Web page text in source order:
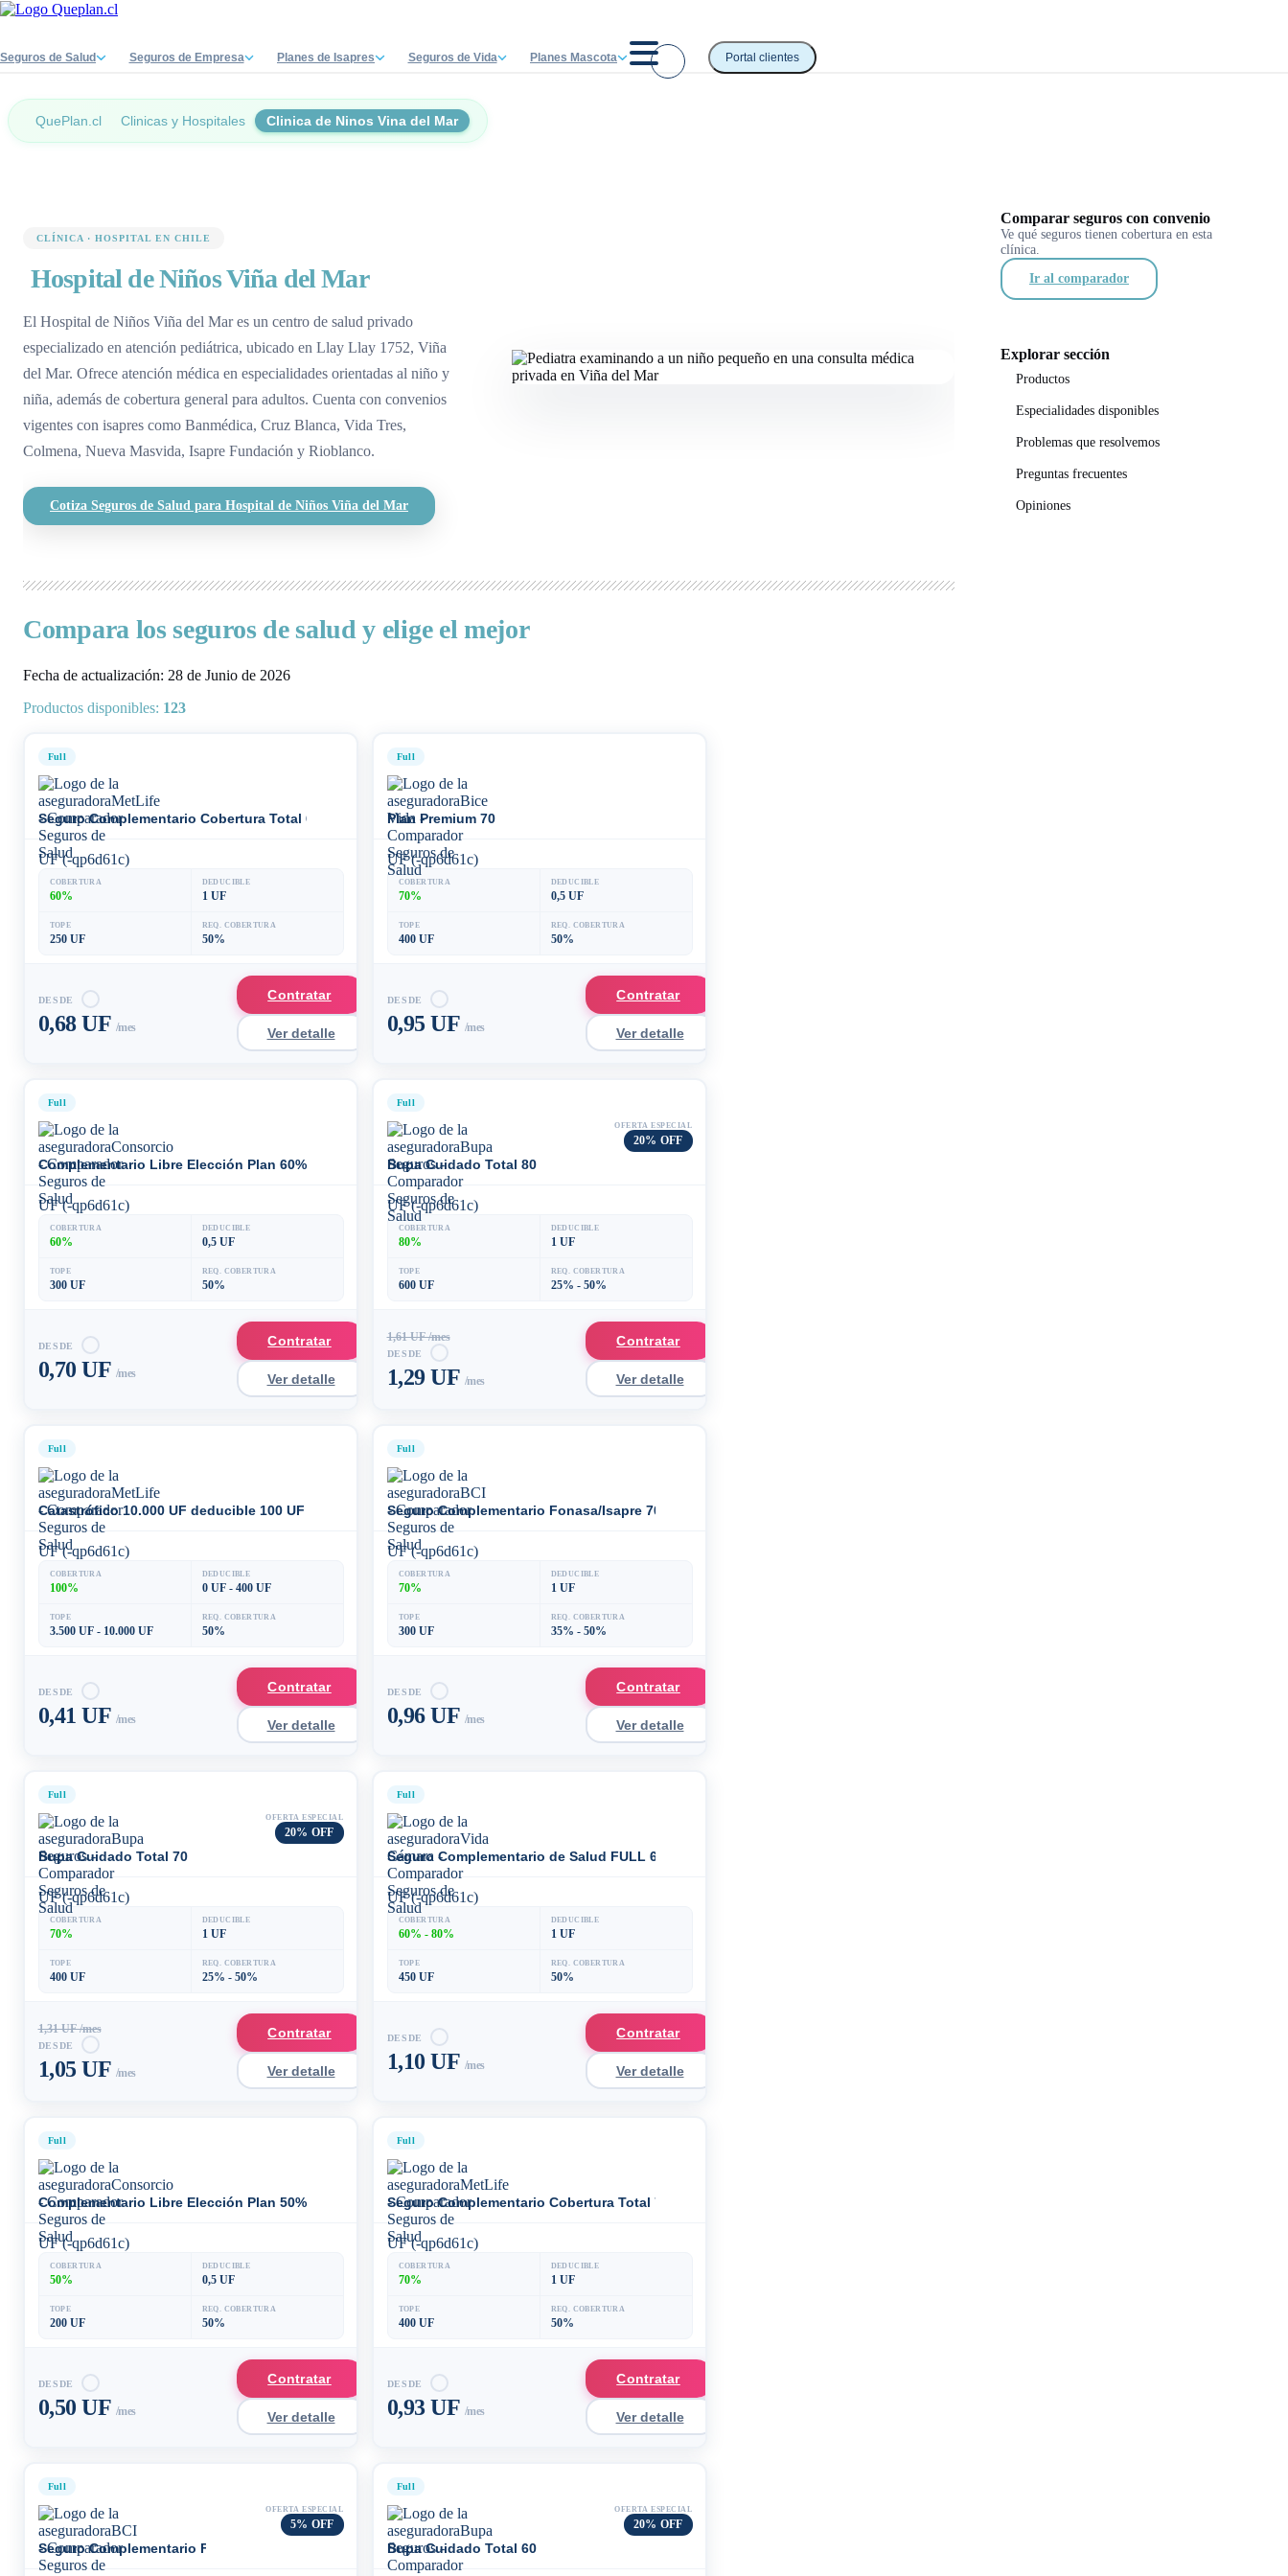
Seguros de Salud Seguros de Empresa Planes de Isapres Seguros de Vida Planes Mascota Portal clientes
QuePlan.cl Clinicas y Hospitales Clinica de Ninos Vina del Mar
CLÍNICA · HOSPITAL EN CHILE
Hospital de Niños Viña del Mar
El Hospital de Niños Viña del Mar es un centro de salud privado
especializado en atención pediátrica, ubicado en Llay Llay 1752, Viña
del Mar. Ofrece atención médica en especialidades orientadas al niño y
niña, además de cobertura general para adultos. Cuenta con convenios
vigentes con isapres como Banmédica, Cruz Blanca, Vida Tres,
Colmena, Nueva Masvida, Isapre Fundación y Rioblanco.
Cotiza Seguros de Salud para Hospital de Niños Viña del Mar
Compara los seguros de salud y elige el mejor
Fecha de actualización: 28 de Junio de 2026
Productos disponibles: 123
Full
Seguro Complementario Cobertura Total 60%
UF (-qp6d61c)
COBERTURA
60%
DEDUCIBLE
1 UF
TOPE
250 UF
REQ. COBERTURA
50%
DESDE
0,68 UF /mes
Contratar
Ver detalle
Full
Plan Premium 70
UF (-qp6d61c)
COBERTURA
70%
DEDUCIBLE
0,5 UF
TOPE
400 UF
REQ. COBERTURA
50%
DESDE
0,95 UF /mes
Contratar
Ver detalle
Full
Complementario Libre Elección Plan 60%
UF (-qp6d61c)
COBERTURA
60%
DEDUCIBLE
0,5 UF
TOPE
300 UF
REQ. COBERTURA
50%
DESDE
0,70 UF /mes
Contratar
Ver detalle
Full
Bupa Cuidado Total 80
OFERTA ESPECIAL
20% OFF
UF (-qp6d61c)
COBERTURA
80%
DEDUCIBLE
1 UF
TOPE
600 UF
REQ. COBERTURA
25% - 50%
1,61 UF /mes
DESDE
1,29 UF /mes
Contratar
Ver detalle
Full
Catastrófico 10.000 UF deducible 100 UF
UF (-qp6d61c)
COBERTURA
100%
DEDUCIBLE
0 UF - 400 UF
TOPE
3.500 UF - 10.000 UF
REQ. COBERTURA
50%
DESDE
0,41 UF /mes
Contratar
Ver detalle
Full
Seguro Complementario Fonasa/Isapre 70
UF (-qp6d61c)
COBERTURA
70%
DEDUCIBLE
1 UF
TOPE
300 UF
REQ. COBERTURA
35% - 50%
DESDE
0,96 UF /mes
Contratar
Ver detalle
Full
Bupa Cuidado Total 70
OFERTA ESPECIAL
20% OFF
UF (-qp6d61c)
COBERTURA
70%
DEDUCIBLE
1 UF
TOPE
400 UF
REQ. COBERTURA
25% - 50%
1,31 UF /mes
DESDE
1,05 UF /mes
Contratar
Ver detalle
Full
Seguro Complementario de Salud FULL 60%
UF (-qp6d61c)
COBERTURA
60% - 80%
DEDUCIBLE
1 UF
TOPE
450 UF
REQ. COBERTURA
50%
DESDE
1,10 UF /mes
Contratar
Ver detalle
Full
Complementario Libre Elección Plan 50%
UF (-qp6d61c)
COBERTURA
50%
DEDUCIBLE
0,5 UF
TOPE
200 UF
REQ. COBERTURA
50%
DESDE
0,50 UF /mes
Contratar
Ver detalle
Full
Seguro Complementario Cobertura Total 70%
UF (-qp6d61c)
COBERTURA
70%
DEDUCIBLE
1 UF
TOPE
400 UF
REQ. COBERTURA
50%
DESDE
0,93 UF /mes
Contratar
Ver detalle
Full
Seguro Complementario Fonasa/Isapre 80
OFERTA ESPECIAL
5% OFF
Full
Bupa Cuidado Total 60
OFERTA ESPECIAL
20% OFF
Comparar seguros con convenio
Ve qué seguros tienen cobertura en esta
clínica.
Ir al comparador
Explorar sección
Productos
Especialidades disponibles
Problemas que resolvemos
Preguntas frecuentes
Opiniones